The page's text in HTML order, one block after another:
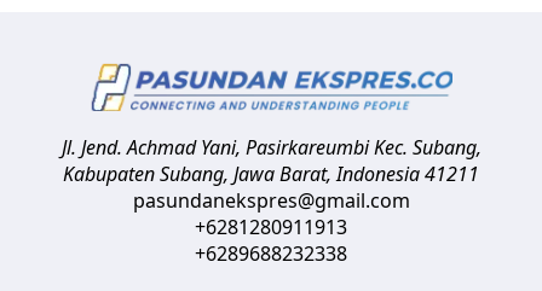
Jl. Jend. Achmad Yani, Pasirkareumbi Kec. Subang,
Kabupaten Subang, Jawa Barat,Indonesia41211
pasundanekspres@gmail.com
+6281280911913
+6289688232338